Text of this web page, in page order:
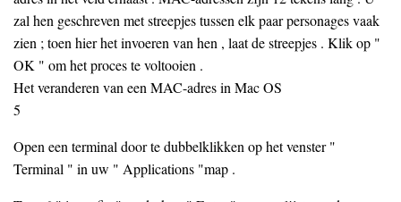
zal hen geschreven met streepjes tussen elk paar personages vaak
zien ; toen hier het invoeren van hen , laat de streepjes . Klik op "
OK " om het proces te voltooien .
Het veranderen van een MAC-adres in Mac OS
5
Open een terminal door te dubbelklikken op het venster "
Terminal " in uw " Applications "map .